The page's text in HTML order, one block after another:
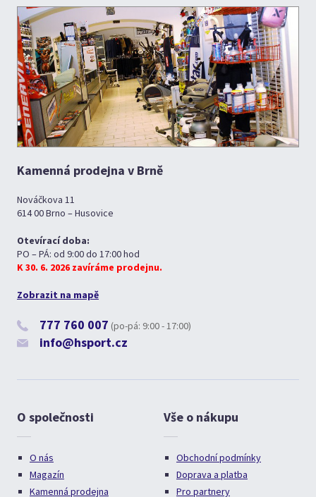
Kamenná prodejna v Brně
Nováčkova 11
614 00 Brno – Husovice
Otevírací doba:
PO – PÁ: od 9:00 do 17:00 hod
K 30. 6. 2026 zavíráme prodejnu.
Zobrazit na mapě
777 760 007 (po-pá: 9:00 - 17:00)
info@hsport.cz
O společnosti
O nás
Magazín
Kamenná prodejna
Vše o nákupu
Obchodní podmínky
Doprava a platba
Pro partnery